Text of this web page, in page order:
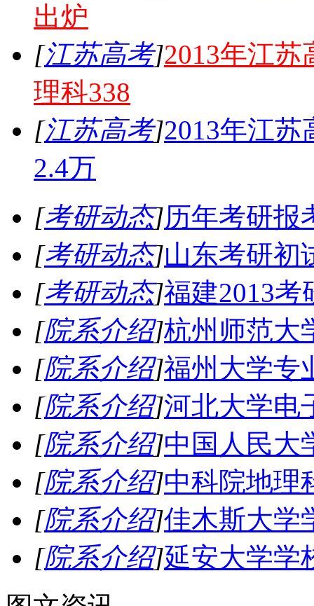
出炉
[江苏高考]2013年江苏
理科338
[江苏高考]2013年江苏
2.4万
[考研动态]历年考研报
[考研动态]山东考研初
[考研动态]福建2013考
[院系介绍]杭州师范大
[院系介绍]福州大学专
[院系介绍]河北大学电
[院系介绍]中国人民大
[院系介绍]中科院地理
[院系介绍]佳木斯大学
[院系介绍]延安大学学